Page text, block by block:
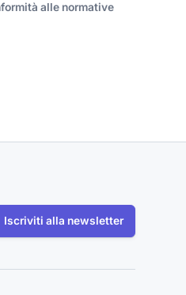
alle normative
Iscriviti alla newsletter